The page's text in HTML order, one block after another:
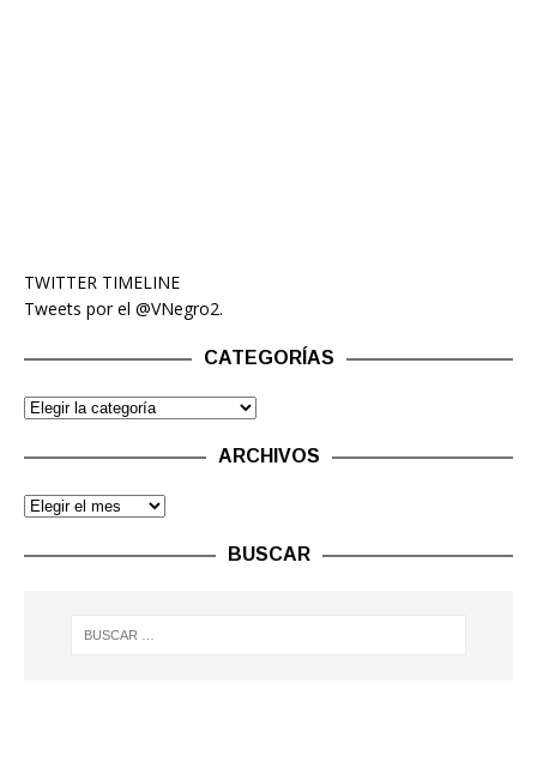
TWITTER TIMELINE
Tweets por el @VNegro2.
CATEGORÍAS
ARCHIVOS
BUSCAR